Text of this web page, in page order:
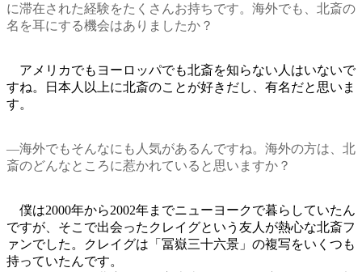
に滞在された経験をたくさんお持ちです。海外でも、北斎の
名を耳にする機会はありましたか？
アメリカでもヨーロッパでも北斎を知らない人はいないで
すね。日本人以上に北斎のことが好きだし、有名だと思いま
す。
―海外でもそんなにも人気があるんですね。海外の方は、北
斎のどんなところに惹かれていると思いますか？
僕は2000年から2002年までニューヨークで暮らしていたん
ですが、そこで出会ったクレイグという友人が熱心な北斎フ
ァンでした。クレイグは「冨嶽三十六景」の複写をいくつも
持っていたんです。